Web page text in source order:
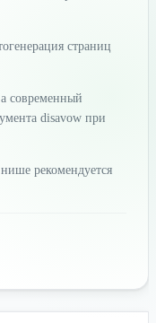
страниц
современный
disavow при
рекомендуется